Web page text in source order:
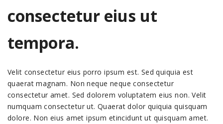
consectetur eius ut
tempora.
Velit consectetur eius porro ipsum est. Sed quiquia est
quaerat magnam. Non neque neque consectetur
consectetur amet. Sed dolorem voluptatem eius non. Velit
numquam consectetur ut. Quaerat dolor quiquia quisquam
dolore. Non eius amet ipsum etincidunt ut quisquam amet.